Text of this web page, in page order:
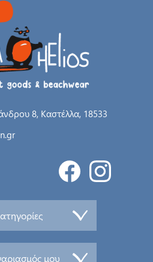
8, Καστέλλα, 18533
μου